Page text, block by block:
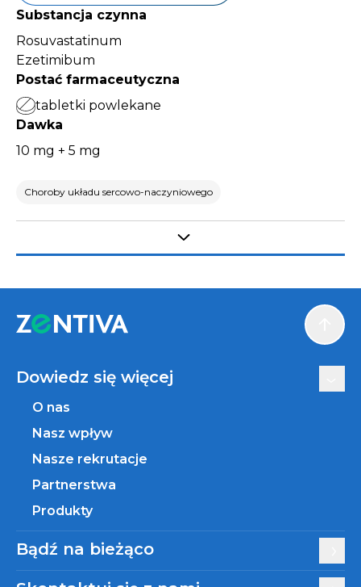
Substancja czynna
Rosuvastatinum
Ezetimibum
Postać farmaceutyczna
tabletki powlekane
Dawka
10 mg + 5 mg
Choroby układu sercowo-naczyniowego
Dowiedz się więcej
O nas
Nasz wpływ
Nasze rekrutacje
Partnerstwa
Produkty
Bądź na bieżąco